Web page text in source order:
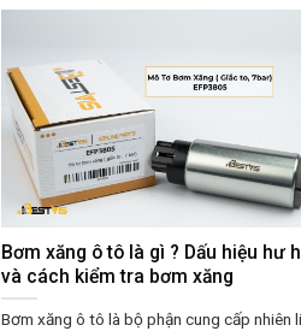
Bơm xăng ô tô là gì ? Dấu hiệu hư
và cách kiểm tra bơm xăng
Bơm xăng ô tô là bộ phận cung cấp nhiên